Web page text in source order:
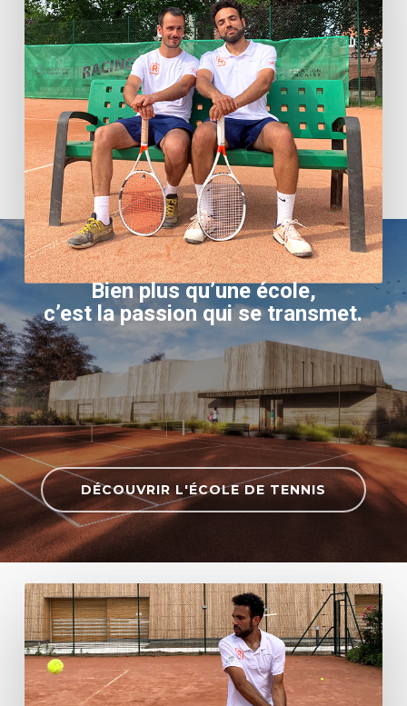
Bien plus qu’une école,
c’est la passion qui se transmet.
DÉCOUVRIR L'ÉCOLE DE TENNIS